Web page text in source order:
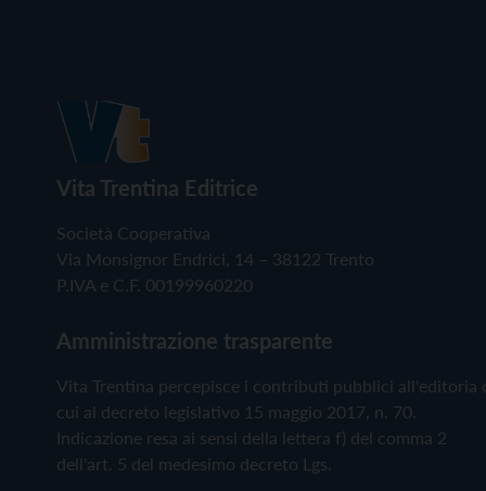
Vita Trentina Editrice
Società Cooperativa
Via Monsignor Endrici, 14 – 38122 Trento
P.IVA e C.F. 00199960220
Amministrazione trasparente
Vita Trentina percepisce i contributi pubblici all'editoria
cui al decreto legislativo 15 maggio 2017, n. 70.
Indicazione resa ai sensi della lettera f) del comma 2
dell'art. 5 del medesimo decreto Lgs.